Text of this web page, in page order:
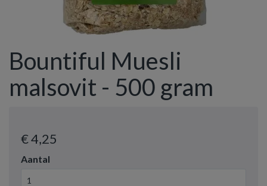
Bountiful Muesli
malsovit - 500 gram
€ 4,25
Aantal